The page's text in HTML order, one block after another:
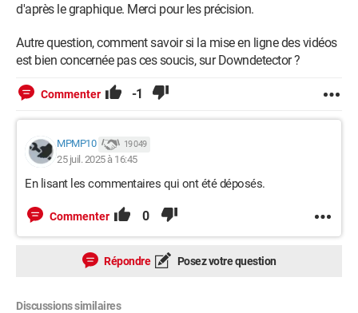
d'après le graphique. Merci pour les précision.
Autre question, comment savoir si la mise en ligne des vidéos
est bien concernée pas ces soucis, sur Downdetector ?
Commenter -1
MPMP10 19 049
25 juil. 2025 à 16:45
En lisant les commentaires qui ont été déposés.
Commenter 0
Répondre Posez votre question
Discussions similaires